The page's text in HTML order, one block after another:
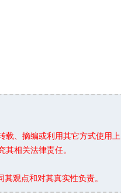
载、摘编或利用其它方式使用上
相关法律责任。
观点和对其真实性负责。